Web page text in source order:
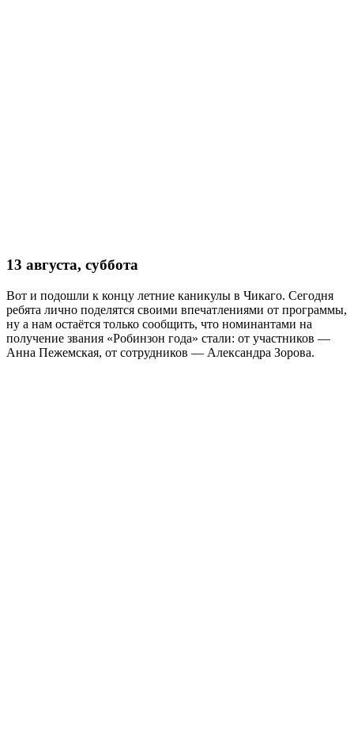
13 августа, суббота
Вот и подошли к концу летние каникулы в Чикаго. Сегодня
ребята лично поделятся своими впечатлениями от программы,
ну а нам остаётся только сообщить, что номинантами на
получение звания «Робинзон года» стали: от участников —
Анна Пежемская, от сотрудников — Александра Зорова.